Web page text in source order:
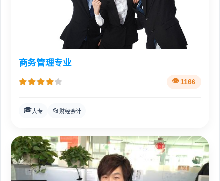
商务管理专业
1166
🎓大专 📂 财经会计